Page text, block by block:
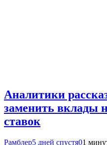
Аналитики
заменить вклады
ставок
Рамблер5 дней спустя01